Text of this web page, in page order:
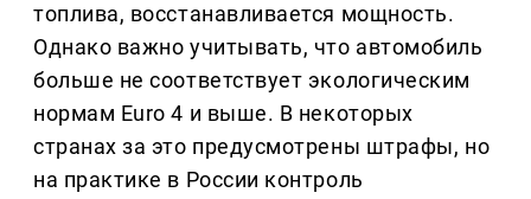
топлива, восстанавливается мощность.
Однако важно учитывать, что автомобиль
больше не соответствует экологическим
нормам Euro 4 и выше. В некоторых
странах за это предусмотрены штрафы, но
на практике в России контроль